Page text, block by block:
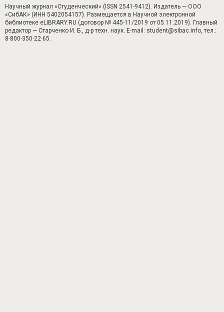
Научный журнал «Студенческий» (ISSN 2541-9412). Издатель — ООО
«СибАК» (ИНН 5402054157). Размещается в Научной электронной
библиотеке eLIBRARY.RU (договор № 445-11/2019 от 05.11.2019). Главный
редактор — Старченко И. Б., д-р техн. наук. E-mail: student@sibac.info, тел.:
8-800-350-22-65.